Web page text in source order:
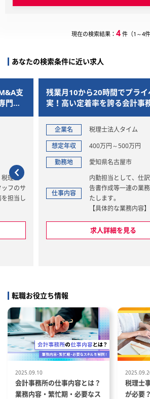
現在の検索結果： 4件（1～4件
あなたの検索条件に近い求人
支
門性
理士
フのサ
担当し
作・加
贈与
ート
以下業
、消費
/会計業
)/月次巡
営アド
残業月10から20時間でプライ
実！高い定着率を誇る会計事
企業名
税理士法人タイム
想定年収
400万円～500万円
勤務地
愛知県名古屋市
仕事内容
内勤担当として、仕
告書作成等一連の業
たします。
【具体的な業務内容】
税務申告書作成、年末
申告、給与計算、社
求人詳細を見る
転職お役立ち情報
2025.09.10
会計事務所の仕事内容とは？
業務内容・繁忙期・必要なス
税理士
が必要